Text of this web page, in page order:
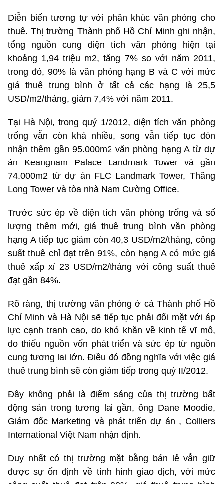
Diễn biến tương tự với phân khúc văn phòng cho
thuê. Thị trường Thành phố Hồ Chí Minh ghi nhận,
tổng nguồn cung diện tích văn phòng hiện tại
khoảng 1,94 triệu m2, tăng 7% so với năm 2011,
trong đó, 90% là văn phòng hạng B và C với mức
giá thuê trung bình ở tất cả các hạng là 25,5
USD/m2/tháng, giảm 7,4% với năm 2011.
Tại Hà Nội, trong quý 1/2012, diện tích văn phòng
trống vẫn còn khá nhiều, song vẫn tiếp tục đón
nhận thêm gần 95.000m2 văn phòng hạng A từ dự
án Keangnam Palace Landmark Tower và gần
74.000m2 từ dự án FLC Landmark Tower, Thăng
Long Tower và tòa nhà Nam Cường Office.
Trước sức ép về diện tích văn phòng trống và số
lượng thêm mới, giá thuê trung bình văn phòng
hạng A tiếp tục giảm còn 40,3 USD/m2/tháng, công
suất thuê chỉ đạt trên 91%, còn hạng A có mức giá
thuê xấp xỉ 23 USD/m2/tháng với công suất thuê
đạt gần 84%.
Rõ ràng, thị trường văn phòng ở cả Thành phố Hồ
Chí Minh và Hà Nội sẽ tiếp tục phải đối mặt với áp
lực cạnh tranh cao, do khó khăn về kinh tế vĩ mô,
do thiếu nguồn vốn phát triển và sức ép từ nguồn
cung tương lai lớn. Điều đó đồng nghĩa với việc giá
thuê trung bình sẽ còn giảm tiếp trong quý II/2012.
Đây không phải là điểm sáng của thị trường bất
động sản trong tương lai gần, ông Dane Moodie,
Giám đốc Marketing và phát triển dự án , Colliers
International Việt Nam nhận định.
Duy nhất có thị trường mặt bằng bán lẻ vẫn giữ
được sự ổn định về tình hình giao dịch, với mức